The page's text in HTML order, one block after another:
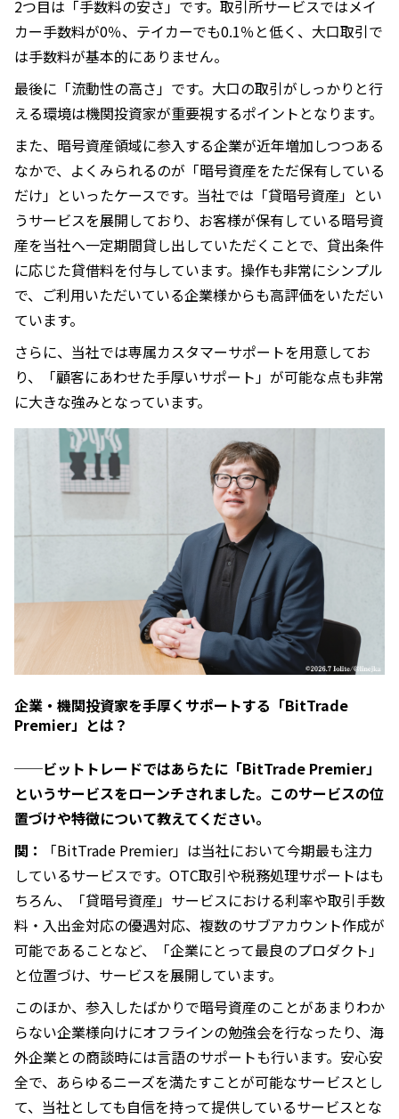
2つ目は「手数料の安さ」です。取引所サービスではメイ
カー手数料が0％、テイカーでも0.1％と低く、大口取引で
は手数料が基本的にありません。
最後に「流動性の高さ」です。大口の取引がしっかりと行
える環境は機関投資家が重要視するポイントとなります。
また、暗号資産領域に参入する企業が近年増加しつつある
なかで、よくみられるのが「暗号資産をただ保有している
だけ」といったケースです。当社では「貸暗号資産」とい
うサービスを展開しており、お客様が保有している暗号資
産を当社へ一定期間貸し出していただくことで、貸出条件
に応じた貸借料を付与しています。操作も非常にシンプル
で、ご利用いただいている企業様からも高評価をいただい
ています。
さらに、当社では専属カスタマーサポートを用意してお
り、「顧客にあわせた手厚いサポート」が可能な点も非常
に大きな強みとなっています。
企業・機関投資家を手厚くサポートする「BitTrade
Premier」とは？
──ビットトレードではあらたに「BitTrade Premier」
というサービスをローンチされました。このサービスの位
置づけや特徴について教えてください。
関：
「BitTrade Premier」は当社において今期最も注力
しているサービスです。OTC取引や税務処理サポートはも
ちろん、「貸暗号資産」サービスにおける利率や取引手数
料・入出金対応の優遇対応、複数のサブアカウント作成が
可能であることなど、「企業にとって最良のプロダクト」
と位置づけ、サービスを展開しています。
このほか、参入したばかりで暗号資産のことがあまりわか
らない企業様向けにオフラインの勉強会を行なったり、海
外企業との商談時には言語のサポートも行います。安心安
全で、あらゆるニーズを満たすことが可能なサービスとし
て、当社としても自信を持って提供しているサービスとな